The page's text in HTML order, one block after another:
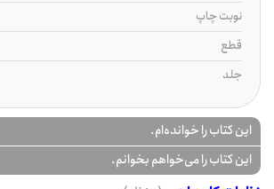
نوبت چاپ
قطع
جلد
این کتاب را خوانده‌ام.
این کتاب را می‌خواهم بخوانم.